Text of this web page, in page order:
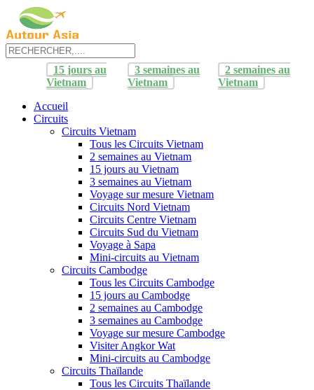
15 jours au
Vietnam
3 semaines au
Vietnam
2 semaines au
Vietnam
Accueil
Circuits
Circuits Vietnam
Tous les Circuits Vietnam
2 semaines au Vietnam
15 jours au Vietnam
3 semaines au Vietnam
Voyage sur mesure Vietnam
Circuits Nord Vietnam
Circuits Centre Vietnam
Circuits Sud du Vietnam
Voyage à Sapa
Mini-circuits au Vietnam
Circuits Cambodge
Tous les Circuits Cambodge
15 jours au Cambodge
2 semaines au Cambodge
3 semaines au Cambodge
Voyage sur mesure Cambodge
Visiter Angkor Wat
Mini-circuits au Cambodge
Circuits Thaïlande
Tous les Circuits Thaïlande